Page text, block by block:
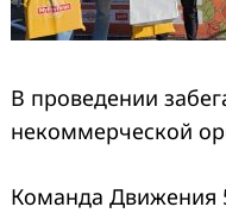
В проведении
некоммерческой
Команда Движения